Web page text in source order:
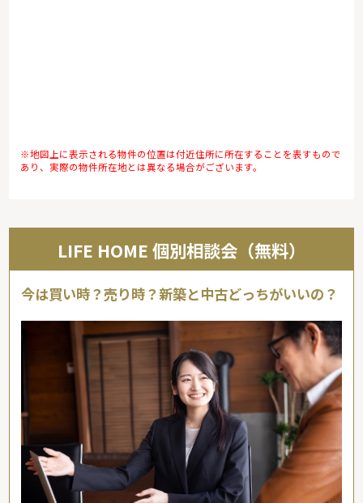
※地図上に表示される物件の位置は付近住所に所在することを表すもので
あり、実際の物件所在地とは異なる場合がございます。
LIFE HOME 個別相談会（無料）
今は買い時？売り時？新築と中古どっちがいいの？